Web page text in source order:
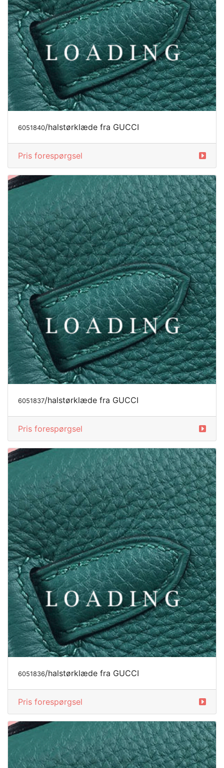
6051840/halstørklæde fra GUCCI
Pris forespørgsel
6051837/halstørklæde fra GUCCI
Pris forespørgsel
6051836/halstørklæde fra GUCCI
Pris forespørgsel